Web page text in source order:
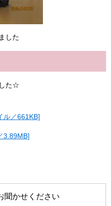
した
た☆
ル／661KB]
3.89MB]
聞かせください